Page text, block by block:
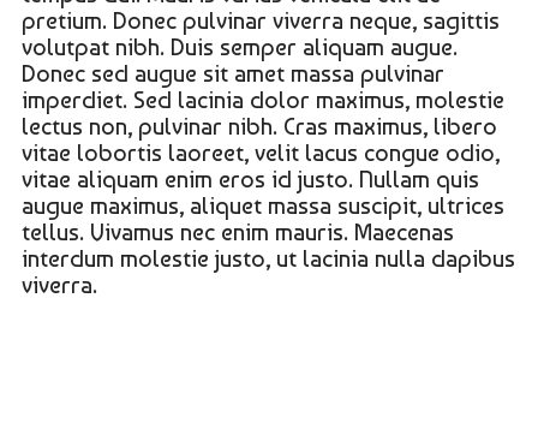
pretium. Donec pulvinar viverra neque, sagittis
volutpat nibh. Duis semper aliquam augue.
Donec sed augue sit amet massa pulvinar
imperdiet. Sed lacinia dolor maximus, molestie
lectus non, pulvinar nibh. Cras maximus, libero
vitae lobortis laoreet, velit lacus congue odio,
vitae aliquam enim eros id justo. Nullam quis
augue maximus, aliquet massa suscipit, ultrices
tellus. Vivamus nec enim mauris. Maecenas
interdum molestie justo, ut lacinia nulla dapibus
viverra.